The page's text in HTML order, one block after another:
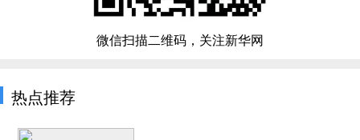
微信扫描二维码，关注新华网
热点推荐